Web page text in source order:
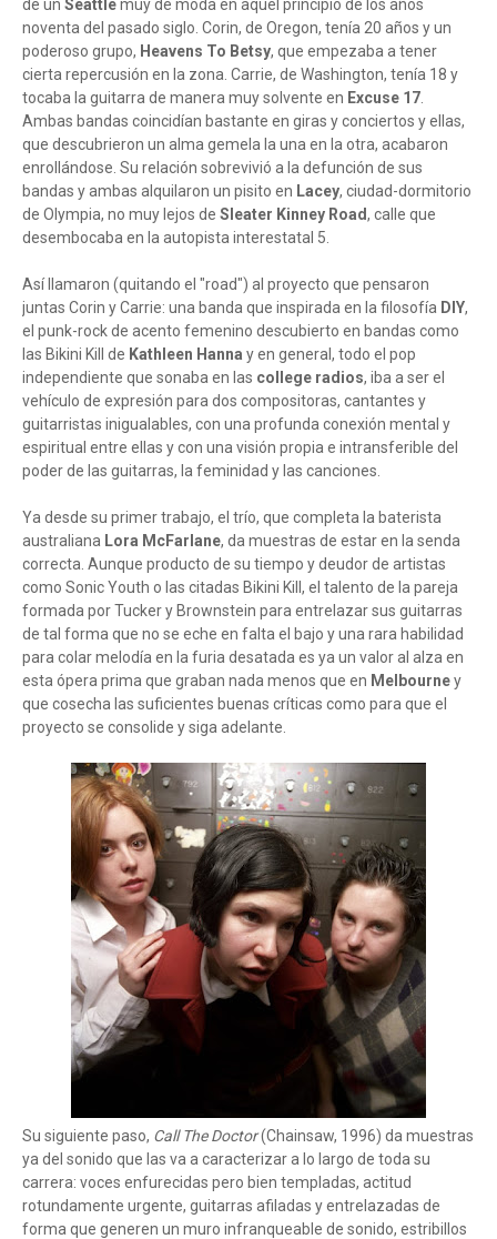
de un Seattlemuy de moda en aquél principio de los años
noventa del pasado siglo. Corin, de Oregon, tenía 20 años y un
poderoso grupo, Heavens To Betsy, que empezaba a tener
cierta repercusión en la zona. Carrie, de Washington, tenía 18 y
tocaba la guitarra de manera muy solvente en Excuse 17.
Ambas bandas coincidían bastante en giras y conciertos y ellas,
que descubrieron un alma gemela la una en la otra, acabaron
enrollándose. Su relación sobrevivió a la defunción de sus
bandas y ambas alquilaron un pisito en Lacey, ciudad-dormitorio
de Olympia, no muy lejos de Sleater Kinney Road, calle que
desembocaba en la autopista interestatal 5.
Así llamaron (quitando el "road") al proyecto que pensaron
juntas Corin y Carrie: una banda que inspirada en la filosofía DIY,
el punk-rock de acento femenino descubierto en bandas como
las Bikini Kill de Kathleen Hanna y en general, todo el pop
independiente que sonaba en las college radios, iba a ser el
vehículo de expresión para dos compositoras, cantantes y
guitarristas inigualables, con una profunda conexión mental y
espiritual entre ellas y con una visión propia e intransferible del
poder de las guitarras, la feminidad y las canciones.
Ya desde su primer trabajo, el trío, que completa la baterista
australiana Lora McFarlane, da muestras de estar en la senda
correcta. Aunque producto de su tiempo y deudor de artistas
como Sonic Youth o las citadas Bikini Kill, el talento de la pareja
formada por Tucker y Brownstein para entrelazar sus guitarras
de tal forma que no se eche en falta el bajo y una rara habilidad
para colar melodía en la furia desatada es ya un valor al alza en
esta ópera prima que graban nada menos que en Melbourney
que cosecha las suficientes buenas críticas como para que el
proyecto se consolide y siga adelante.
Su siguiente paso, Call The Doctor(Chainsaw, 1996) da muestras
ya del sonido que las va a caracterizar a lo largo de toda su
carrera: voces enfurecidas pero bien templadas, actitud
rotundamente urgente, guitarras afiladas y entrelazadas de
forma que generen un muro infranqueable de sonido, estribillos